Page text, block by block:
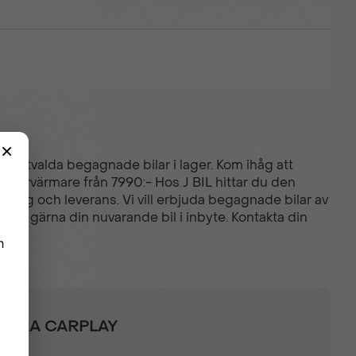
utvalda begagnade bilar i lager. Kom ihåg att
från 7990:- Hos J BIL hittar du den
och leverans. Vi vill erbjuda begagnade bilar av
gärna din nuvarande bil i inbyte. Kontakta din
CARPLAY